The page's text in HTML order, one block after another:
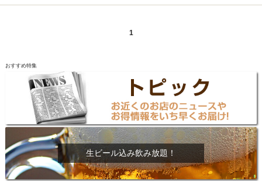
1
おすすめ特集
生ビール込み飲み放題！